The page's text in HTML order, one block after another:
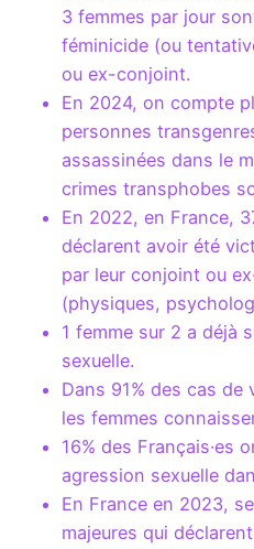
3 femmes par jour
féminicide (ou
ou ex-conjoint.
En 2024, on compte
personnes
assassinées dans le
crimes transphobes
En 2022, en France,
déclarent avoir été
par leur conjoint ou
(physiques,
1 femme sur 2 a déjà
sexuelle.
Dans 91% des cas de
les femmes
16% des Français·es
agression sexuelle
En France en 2023,
majeures qui